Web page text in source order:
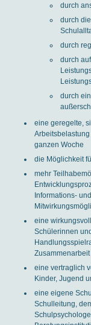
durch
durch
durch
durch
durch
eine geregelte,
ganzen Woche
die Möglichkeit
mehr
Informations-
eine
Schülerinnen
eine vertraglich
Kinder, Jugend
eine eigene
Schulleitung,